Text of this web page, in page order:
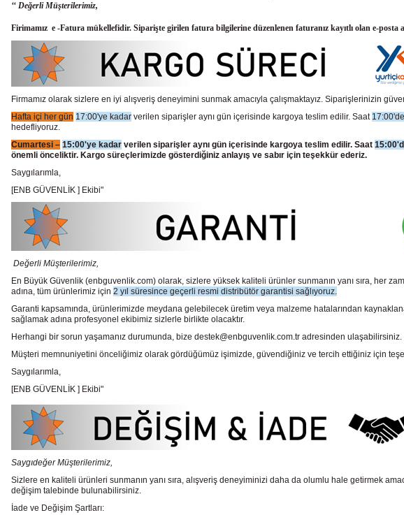
‘‘ Değerli Müşterilerimiz,
Firimamız e -Fatura mükellefidir. Siparişte girilen fatura bilgilerine düzenlenen faturanız kayıtlı olan e-posta
Firmamız olarak sizlere en iyi alışveriş deneyimini sunmak amacıyla çalışmaktayız. Siparişlerinizin
Hafta içi her gün 17:00'ye kadar verilen siparişler aynı gün içerisinde kargoya teslim edilir. Saat
hedefliyoruz.
Cumartesi – 15:00'ye kadar verilen siparişler aynı gün içerisinde kargoya teslim edilir. Saat
önemli önceliktir. Kargo süreçlerimizde gösterdiğiniz anlayış ve sabır için teşekkür ederiz.
Saygılarımla,
[ENB GÜVENLİK ] Ekibi"
Değerli Müşterilerimiz,
En Büyük Güvenlik (enbguvenlik.com) olarak, sizlere yüksek kaliteli ürünler sunmanın yanı sıra, her
adına, tüm ürünlerimiz için 2 yıl süresince geçerli resmi distribütör garantisi sağlıyoruz.
Garanti kapsamında, ürünlerimizde meydana gelebilecek üretim veya malzeme hatalarından
sağlamak adına profesyonel ekibimiz sizlerle birlikte olacaktır.
Herhangi bir sorun yaşamanız durumunda, bize destek@enbguvenlik.com.tr adresinden ulaşabilirsiniz.
Müşteri memnuniyetini önceliğimiz olarak gördüğümüz işimizde, güvendiğiniz ve tercih ettiğiniz için
Saygılarımla,
[ENB GÜVENLİK ] Ekibi"
Saygıdeğer Müşterilerimiz,
Sizlere en kaliteli ürünleri sunmanın yanı sıra, alışveriş deneyiminizi daha da olumlu hale getirmek
değişim talebinde bulunabilirsiniz.
İade ve Değişim Şartları: